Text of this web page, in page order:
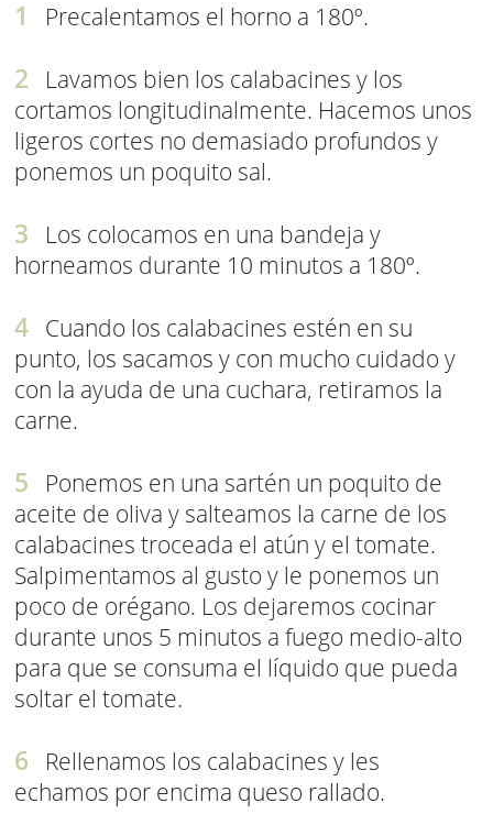
Precalentamos el horno a 180º.
Lavamos bien los calabacines y los
cortamos longitudinalmente. Hacemos unos
ligeros cortes no demasiado profundos y
ponemos un poquito sal.
Los colocamos en una bandeja y
horneamos durante 10 minutos a 180º.
Cuando los calabacines estén en su
punto, los sacamos y con mucho cuidado y
con la ayuda de una cuchara, retiramos la
carne.
Ponemos en una sartén un poquito de
aceite de oliva y salteamos la carne de los
calabacines troceada el atún y el tomate.
Salpimentamos al gusto y le ponemos un
poco de orégano. Los dejaremos cocinar
durante unos 5 minutos a fuego medio-alto
para que se consuma el líquido que pueda
soltar el tomate.
Rellenamos los calabacines y les
echamos por encima queso rallado.